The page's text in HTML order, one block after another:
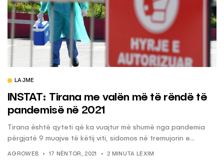
LAJME
INSTAT: Tirana me valën më të rëndë të
pandemisë në 2021
Tirana është qyteti që ka vuajtur më shumë nga pandemia
përgjatë 9 muajve të këtij viti, sidomos në tremujorin e...
AGROWEB 17 NËNTOR, 2021 2 MINUTA LEXIM